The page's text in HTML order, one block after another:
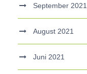
September 2021
August 2021
Juni 2021